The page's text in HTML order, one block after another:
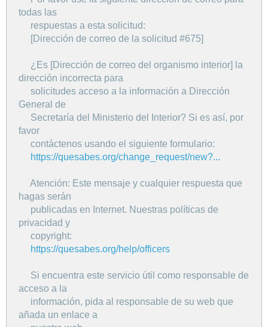
todas las
respuestas a esta solicitud:
[Dirección de correo de la solicitud #675]
¿Es [Dirección de correo del organismo interior] la
dirección incorrecta para
solicitudes acceso a la información a Dirección
General de
Secretaría del Ministerio del Interior? Si es así, por
favor
contáctenos usando el siguiente formulario:
https://quesabes.org/change_request/new?...
Atención: Este mensaje y cualquier respuesta que
hagas serán
publicadas en Internet. Nuestras políticas de
privacidad y
copyright:
https://quesabes.org/help/officers
Si encuentra este servicio útil como responsable de
acceso a la
información, pida al responsable de su web que
añada un enlace a